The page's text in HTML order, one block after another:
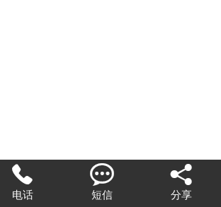

电话

短信

分享